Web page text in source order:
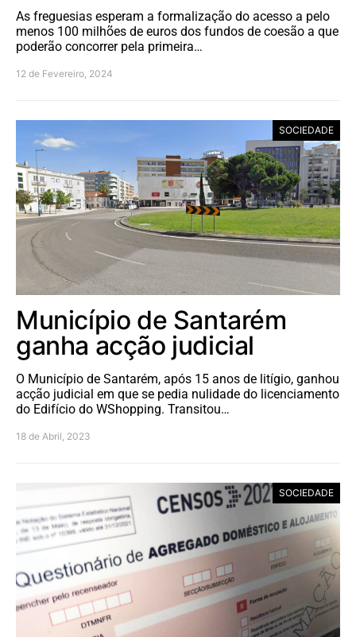
As freguesias esperam a formalização do acesso a pelo
menos 100 milhões de euros dos fundos de coesão a que
poderão concorrer pela primeira…
12 de Fevereiro, 2024
SOCIEDADE
Município de Santarém
ganha acção judicial
O Município de Santarém, após 15 anos de litígio, ganhou
acção judicial em que se pedia nulidade do licenciamento
do Edifício do WShopping. Transitou…
18 de Abril, 2023
SOCIEDADE